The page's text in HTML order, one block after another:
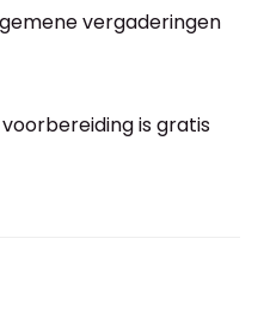
vergaderingen
is gratis